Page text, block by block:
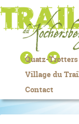
Quatz-Trotters
Village du
Contact